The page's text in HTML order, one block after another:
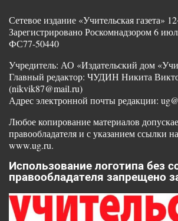
Сетевое издание «Учительская газета»
Зарегистрировано Роскомнадзором 6
ФС77-50440
Учредитель: АО «Издательский дом
Главный редактор: ЧУДИН Никита
(nikvik87@mail.ru)
Адрес электронной почты редакции:
Любое копирование материалов
правообладателя и с указанием ссылки
www.ug.ru.
Использование логотипа без
правообладателя запрещено